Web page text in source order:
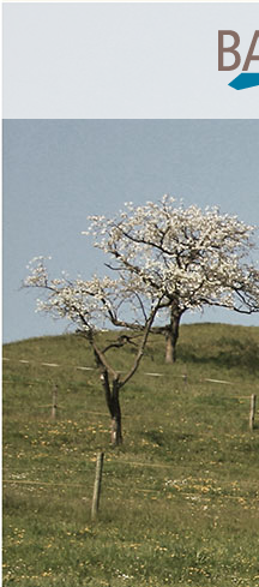
zum
Inhalt